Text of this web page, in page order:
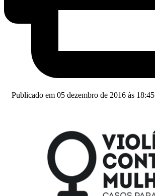
Publicado em 05 dezembro de 2016 às 18:45